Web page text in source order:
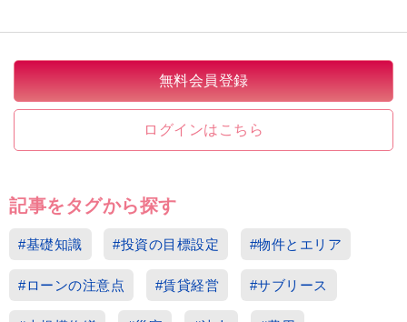
無料会員登録
ログインはこちら
記事をタグから探す
#基礎知識 #投資の目標設定 #物件とエリア
#ローンの注意点 #賃貸経営 #サブリース